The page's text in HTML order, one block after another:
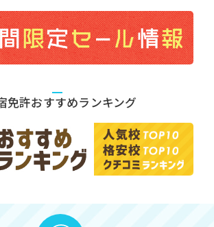
免許おすすめランキング